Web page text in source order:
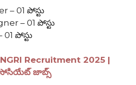
– 01 పోస్టు
– 01 పోస్టు
పోస్టు
NGRI Recruitment 2025 |
జాబ్స్